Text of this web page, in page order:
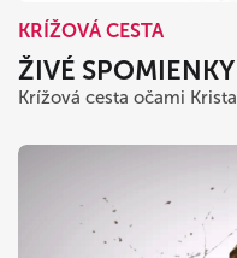
KRÍŽOVÁ CESTA
ŽIVÉ SPOMIENKY
Krížová cesta očami Krista